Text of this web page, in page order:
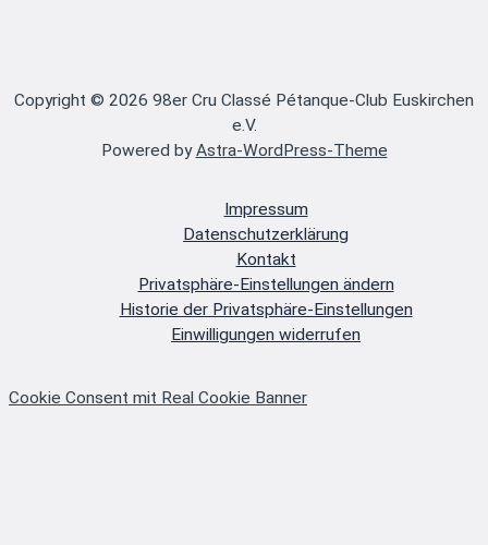
Copyright © 2026 98er Cru Classé Pétanque-Club Euskirchen
e.V.
Powered byAstra-WordPress-Theme
Impressum
Datenschutzerklärung
Kontakt
Privatsphäre-Einstellungen ändern
Historie der Privatsphäre-Einstellungen
Einwilligungen widerrufen
Cookie Consent mit Real Cookie Banner